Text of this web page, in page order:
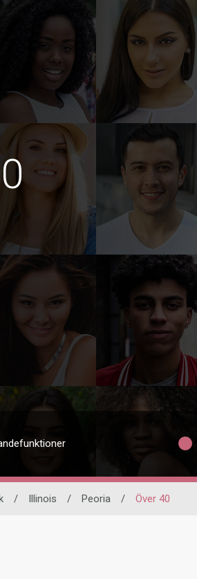
/ Illinois / Peoria / Över 40